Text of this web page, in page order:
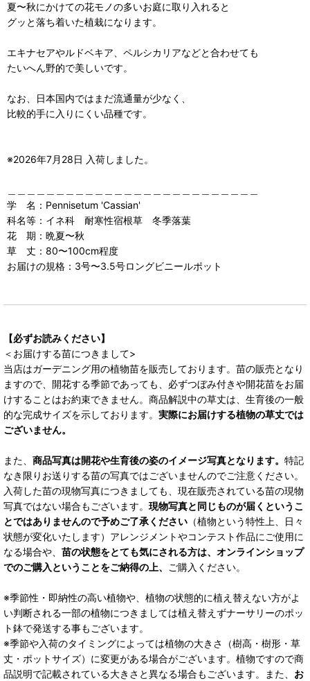
夏〜秋にかけての花モノの多いお庭に取り入れると
グッと落ち着いた植栽になります。
エキナセアやルドベキア、ペルシカリアなどと合わせても
たいへん野的で美しいです。
なお、日本国内ではまだ流通量が少なく、
比較的手に入りにくい品種です。
※2026年7月28日 入荷しました。
学 名：Pennisetum 'Cassian'
科名等：イネ科 耐寒性宿根草 冬季落葉
花 期：晩夏〜秋
草 丈：80〜100cm程度
お届けの規格：3号〜3.5号ロングビニールポット
【必ずお読みください】
＜お届けする苗につきまして>
当店はガーデニング用の植物苗を販売しております。苗の販売となり
ますので、開花する季節であっても、必ずつぼみ付きや開花苗をお届
けすることはお約束できません。商品解説中の草丈は、生育後の一般
的な完成サイズを示しております。 実際にお届けする植物の草丈では
ございません。
また、 商品写真は開花や生育後の姿のイメージ写真となります。 特記
なき限りお送りする苗の写真ではございませんのでご注意ください。
入荷した苗の現物写真につきましても、現在販売されている苗の現物
写真ではない場合もございます。 現物写真と同じものが届くというこ
とではありませんので予めご了承ください （植物という特性上、日々
状態が変化いたします）アレンジメントやコンテスト作品にご使用に
なる場合や、 苗の状態をとても気にされる方は、オンラインショップ
でのご購入ということをご納得の上、
ご購入ください。
※季節性・即納性の高い植物や、植物の状態的に植え替えない方がよ
い判断される一部の植物につきましては植え替えずナーサリーのポッ
ト鉢で発送する事もございます。
※季節や入荷のタイミングによっては植物の大きさ（樹高・樹形・草
丈・ポットサイズ）に変更がある場合がございます。植物ですので商
品説明で記載されている大きさと異なる場合もございます。また、 お